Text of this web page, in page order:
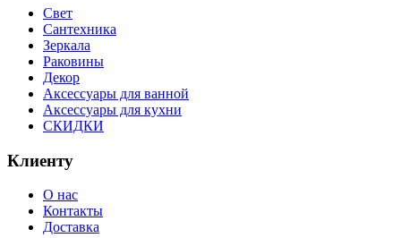
Свет
Сантехника
Зеркала
Раковины
Декор
Аксессуары для ванной
Аксессуары для кухни
СКИДКИ
Клиенту
О нас
Контакты
Доставка